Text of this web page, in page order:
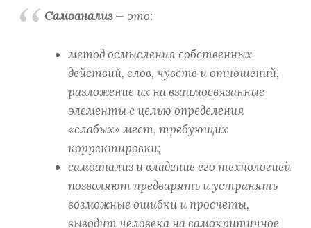
Самоанализ— это:
метод осмысления собственных
действий, слов, чувств и отношений,
разложение их на взаимосвязанные
элементы с целью определения
«слабых» мест, требующих
корректировки;
самоанализ и владение его технологией
позволяют предварять и устранять
возможные ошибки и просчеты,
выводит человека на самокритичное